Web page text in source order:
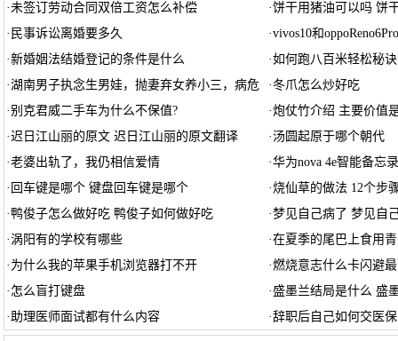
·未签订劳动合同双倍工资怎么补偿 ·饼干用猪油可以吗 饼
· 民事诉讼离婚要多久 ·vivos10和oppoReno6Pro
·新婚姻法结婚登记的条件是什么 ·如何跑八百米轻松秘诀
·湖南男子执念生男娃，抛妻弃女养小三，病危 ·冬爪怎么炒好吃
·别克君威二手车为什么不保值? ·炮仗竹介绍 主要价值
·迟日江山丽的原文 迟日江山丽的原文翻译 ·汤圆起原于哪个朝代
·老婆出轨了，我仍相信爱情 ·华为nova 4e智能备忘
· 回车键是哪个 键盘回车键是哪个 · 烧仙草的做法 12个步
· 鸭俊子怎么做好吃 鸭俊子如何做好吃 ·梦见自己病了 梦见自
·涡阳有的学校有哪些 ·在夏季的尾巴上食用
· 为什么我的苹果手机浏览器打不开 ·燃烧意志什么卡闪避
· 怎么盲打键盘 ·盛墨兰结局是什么 盛
·助理医师面试都有什么内容 ·辞职后自己如何交医保